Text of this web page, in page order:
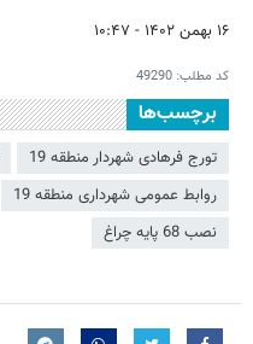
۱۶ بهمن ۱۴۰۲ - ۱۰:۴۷
کد مطلب: 49290
برچسب‌ها
تورج فرهادی شهردار منطقه 19
روابط عمومی شهرداری منطقه 19
نصب 68 پایه چراغ